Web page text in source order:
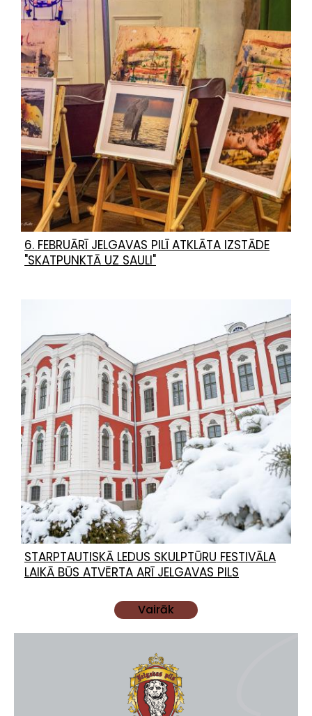
6. FEBRUĀRĪ JELGAVAS PILĪ ATKLĀTA IZSTĀDE
"SKATPUNKTĀ UZ SAULI"
STARPTAUTISKĀ LEDUS SKULPTŪRU FESTIVĀLA
LAIKĀ BŪS ATVĒRTA ARĪ JELGAVAS PILS
Vairāk